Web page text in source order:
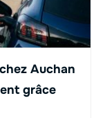
Auchan
grâce